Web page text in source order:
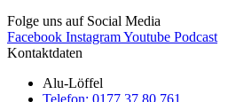
Folge uns auf Social Media
Facebook InstagramYoutube Podcast
Kontaktdaten
Alu-Löffel
Telefon: 0177 37 80 761